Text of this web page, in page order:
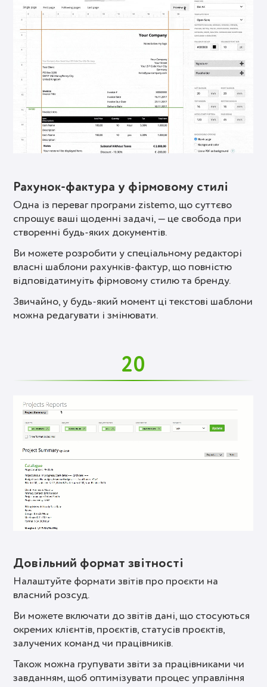
Рахунок-фактура у фірмовому стилі
Одна із переваг програми zistemo, що суттєво
спрощує ваші щоденні задачі, — це свобода при
створенні будь-яких документів.
Ви можете розробити у спеціальному редакторі
власні шаблони рахунків-фактур, що повністю
відповідатимуіть фірмовому стилю та бренду.
Звичайно, у будь-який момент ці текстові шаблони
можна редагувати і змінювати.
20
Довільний формат звітності
Налаштуйте формати звітів про проєкти на
власний розсуд.
Ви можете включати до звітів дані, що стосуються
окремих клієнтів, проєктів, статусів проєктів,
залучених команд чи працівників.
Також можна групувати звіти за працівниками чи
завданням, щоб оптимізувати процес управління